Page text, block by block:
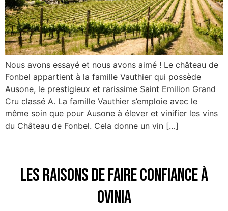
Nous avons essayé et nous avons aimé ! Le château de
Fonbel appartient à la famille Vauthier qui possède
Ausone, le prestigieux et rarissime Saint Emilion Grand
Cru classé A. La famille Vauthier s’emploie avec le
même soin que pour Ausone à élever et vinifier les vins
du Château de Fonbel. Cela donne un vin […]
Les raisons de faire confiance à
Ovinia